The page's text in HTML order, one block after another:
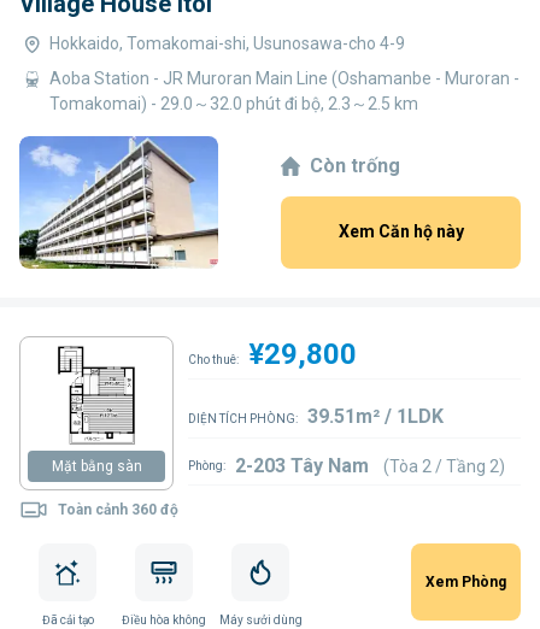
Hokkaido, Tomakomai-shi, Usunosawa-cho 4-9
Aoba Station - JR Muroran Main Line (Oshamanbe - Muroran -
Tomakomai) - 29.0～32.0 phút đi bộ, 2.3～2.5 km
Còn trống
Xem Căn hộ này
Mặt bằng sàn
Toàn cảnh 360 độ
Cho thuê: ¥29,800
DIỆN TÍCH PHÒNG: 39.51m² / 1LDK
Phòng: 2-203 Tây Nam (Tòa 2 / Tầng 2)
Đã cải tạo
Điều hòa không
Máy sưởi dùng
Xem Phòng